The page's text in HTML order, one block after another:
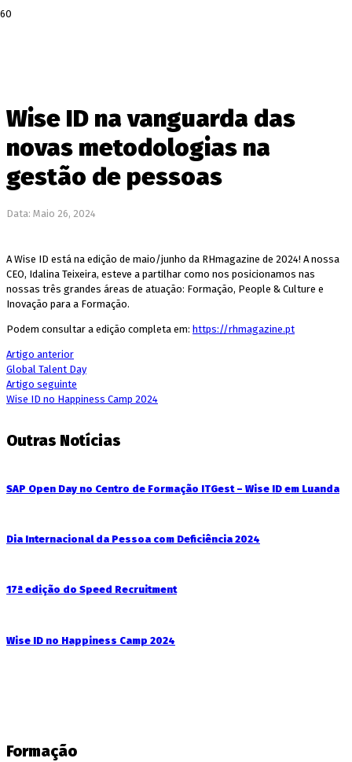
Wise ID na vanguarda das
novas metodologias na
gestão de pessoas
Data: Maio 26, 2024
A Wise ID está na edição de maio/junho da RHmagazine de 2024! A nossa
CEO, Idalina Teixeira, esteve a partilhar como nos posicionamos nas
nossas três grandes áreas de atuação: Formação, People & Culture e
Inovação para a Formação.
Podem consultar a edição completa em: https://rhmagazine.pt
Artigo anterior
Global Talent Day
Artigo seguinte
Wise ID no Happiness Camp 2024
Outras Notícias
SAP Open Day no Centro de Formação ITGest – Wise ID em Luanda
Dia Internacional da Pessoa com Deficiência 2024
17ª edição do Speed Recruitment
Wise ID no Happiness Camp 2024
Formação